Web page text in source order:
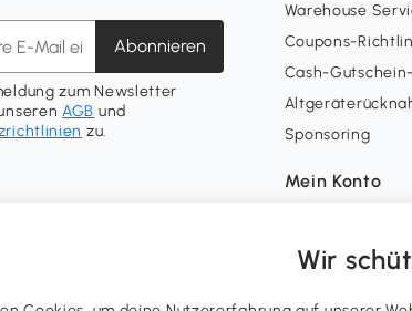
Abonnieren
zum Newsletter
AGB und
zu.
Warehouse
Coupons-
Cash-
Sponsoring
Mein Konto
Treuepunkte
Widerrufsrecht
Wir